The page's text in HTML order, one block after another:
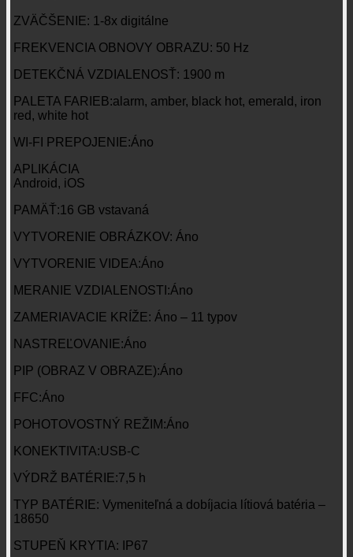
ZVÄČŠENIE: 1-8x digitálne
FREKVENCIA OBNOVY OBRAZU: 50 Hz
DETEKČNÁ VZDIALENOSŤ: 1900 m
PALETA FARIEB:alarm, amber, black hot, emerald, iron
red, white hot
WI-FI PREPOJENIE:Áno
APLIKÁCIA
Android, iOS
PAMÄŤ:16 GB vstavaná
VYTVORENIE OBRÁZKOV: Áno
VYTVORENIE VIDEA:Áno
MERANIE VZDIALENOSTI:Áno
ZAMERIAVACIE KRÍŽE: Áno – 11 typov
NASTREĽOVANIE:Áno
PIP (OBRAZ V OBRAZE):Áno
FFC:Áno
POHOTOVOSTNÝ REŽIM:Áno
KONEKTIVITA:USB-C
VÝDRŽ BATÉRIE:7,5 h
TYP BATÉRIE: Vymeniteľná a dobíjacia lítiová batéria –
18650
STUPEŇ KRYTIA: IP67